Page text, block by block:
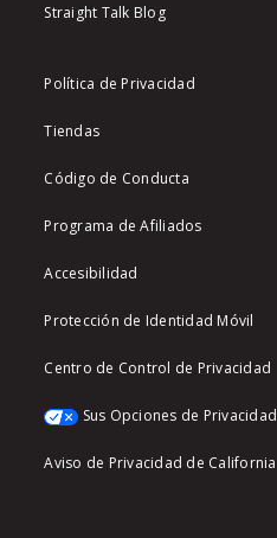
Straight Talk Blog
Política de Privacidad
Tiendas
Código de Conducta
Programa de Afiliados
Accesibilidad
Protección de Identidad Móvil
Centro de Control de Privacidad
Sus Opciones de Privacidad
Aviso de Privacidad de California